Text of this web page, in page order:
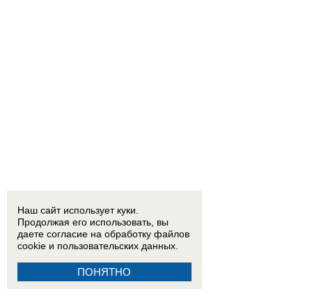
Наш сайт использует куки.
Продолжая его использовать, вы
даете согласие на обработку файлов
cookie и пользовательских данных.
ПОНЯТНО